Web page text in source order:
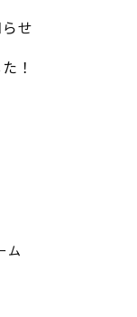
せ
！
ム